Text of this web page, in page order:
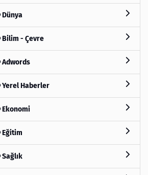
Dünya
Bilim - Çevre
Adwords
Yerel Haberler
Ekonomi
Eğitim
Sağlık